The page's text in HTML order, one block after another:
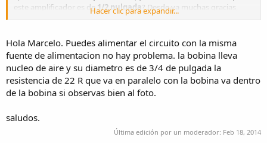
este amplificador es de 1/2 pulgada? Desde ya muchas gracias,
Marcelo Osman desde La Plata, Buenos Aires, Argentina.
Hacer clic para expandir...
Hola Marcelo. Puedes alimentar el circuito con la misma
fuente de alimentacion no hay problema. la bobina lleva
nucleo de aire y su diametro es de 3/4 de pulgada la
resistencia de 22 R que va en paralelo con la bobina va dentro
de la bobina si observas bien al foto.
saludos.
Última edición por un moderador: Feb 18, 2014